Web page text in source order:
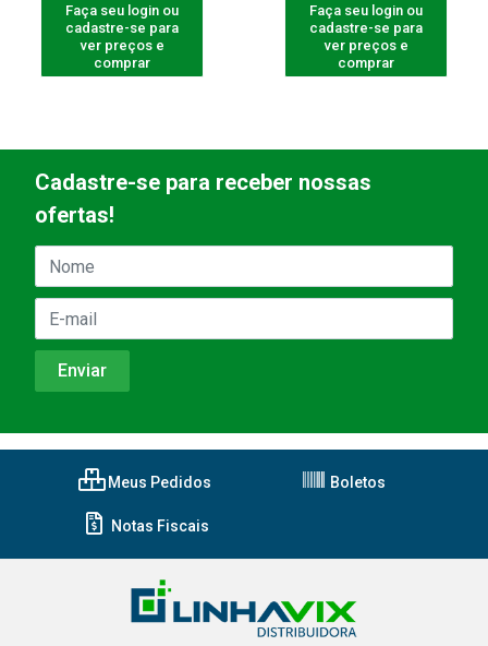
Faça seu login ou
cadastre-se para
ver preços e
comprar
Faça seu login ou
cadastre-se para
ver preços e
comprar
Cadastre-se para receber nossas
ofertas!
Meus Pedidos Boletos
Notas Fiscais